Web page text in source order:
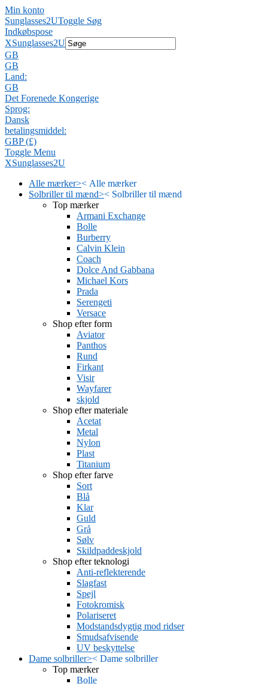
Min konto
Sunglasses2UToggle Søg
Indkøbspose
XSunglasses2U
GB
GB
Land:
GB
Det Forenede Kongerige
Sprog:
Dansk
betalingsmiddel:
GBP (£)
Toggle Menu
XSunglasses2U
Alle mærker>< Alle mærker
Solbriller til mænd>< Solbriller til mænd
Top mærker
Armani Exchange
Bolle
Burberry
Calvin Klein
Coach
Dolce And Gabbana
Michael Kors
Prada
Serengeti
Versace
Shop efter form
Aviator
Panthos
Rund
Firkant
Visir
Wayfarer
skjold
Shop efter materiale
Acetat
Metal
Nylon
Plast
Titanium
Shop efter farve
Sort
Blå
Klar
Guld
Grå
Sølv
Skildpaddeskjold
Shop efter teknologi
Anti-reflekterende
Slagfast
Spejl
Fotokromisk
Polariseret
Modstandsdygtig mod ridser
Smudsafvisende
UV beskyttelse
Dame solbriller>< Dame solbriller
Top mærker
Bolle